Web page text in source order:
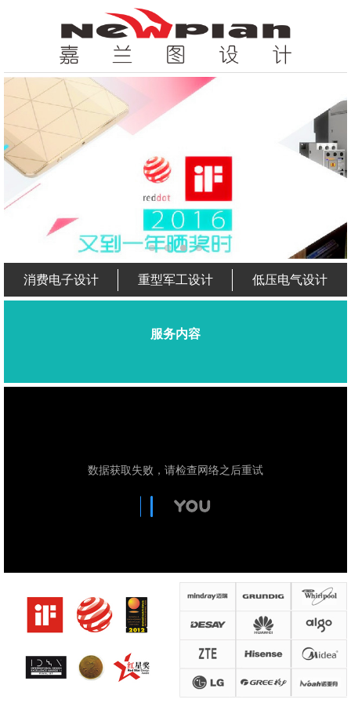
消费电子设计 重型军工设计 低压电气设计
服务内容